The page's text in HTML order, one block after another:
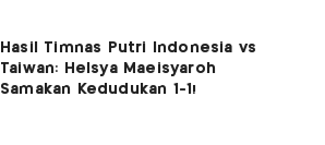
Hasil Timnas Putri Indonesia vs
Taiwan: Helsya Maeisyaroh
Samakan Kedudukan 1-1!